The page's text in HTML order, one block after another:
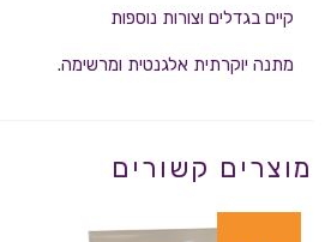
קיים בגדלים וצורות נוספות
מתנה יוקרתית אלגנטית ומרשימה.
מוצרים קשורים